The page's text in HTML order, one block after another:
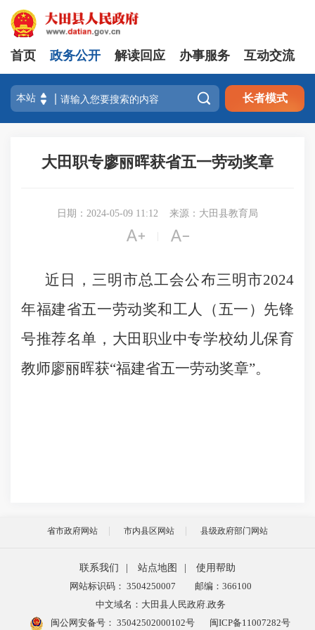
首页 政务公开 解读回应 办事服务 互动交流
 长者模式
大田职专廖丽晖获省五一劳动奖章
日期：2024-05-09 11:12 来源：大田县教育局
 
近日，三明市总工会公布三明市2024
年福建省五一劳动奖和工人（五一）先锋
号推荐名单，大田职业中专学校幼儿保育
教师廖丽晖获“福建省五一劳动奖章”。
省市政府网站 市内县区网站 县级政府部门网站
联系我们 站点地图
使用帮助
网站标识码： 3504250007
邮编：366100
中文域名：大田县人民政府.政务
闽公网安备号： 35042502000102号 闽ICP备11007282号